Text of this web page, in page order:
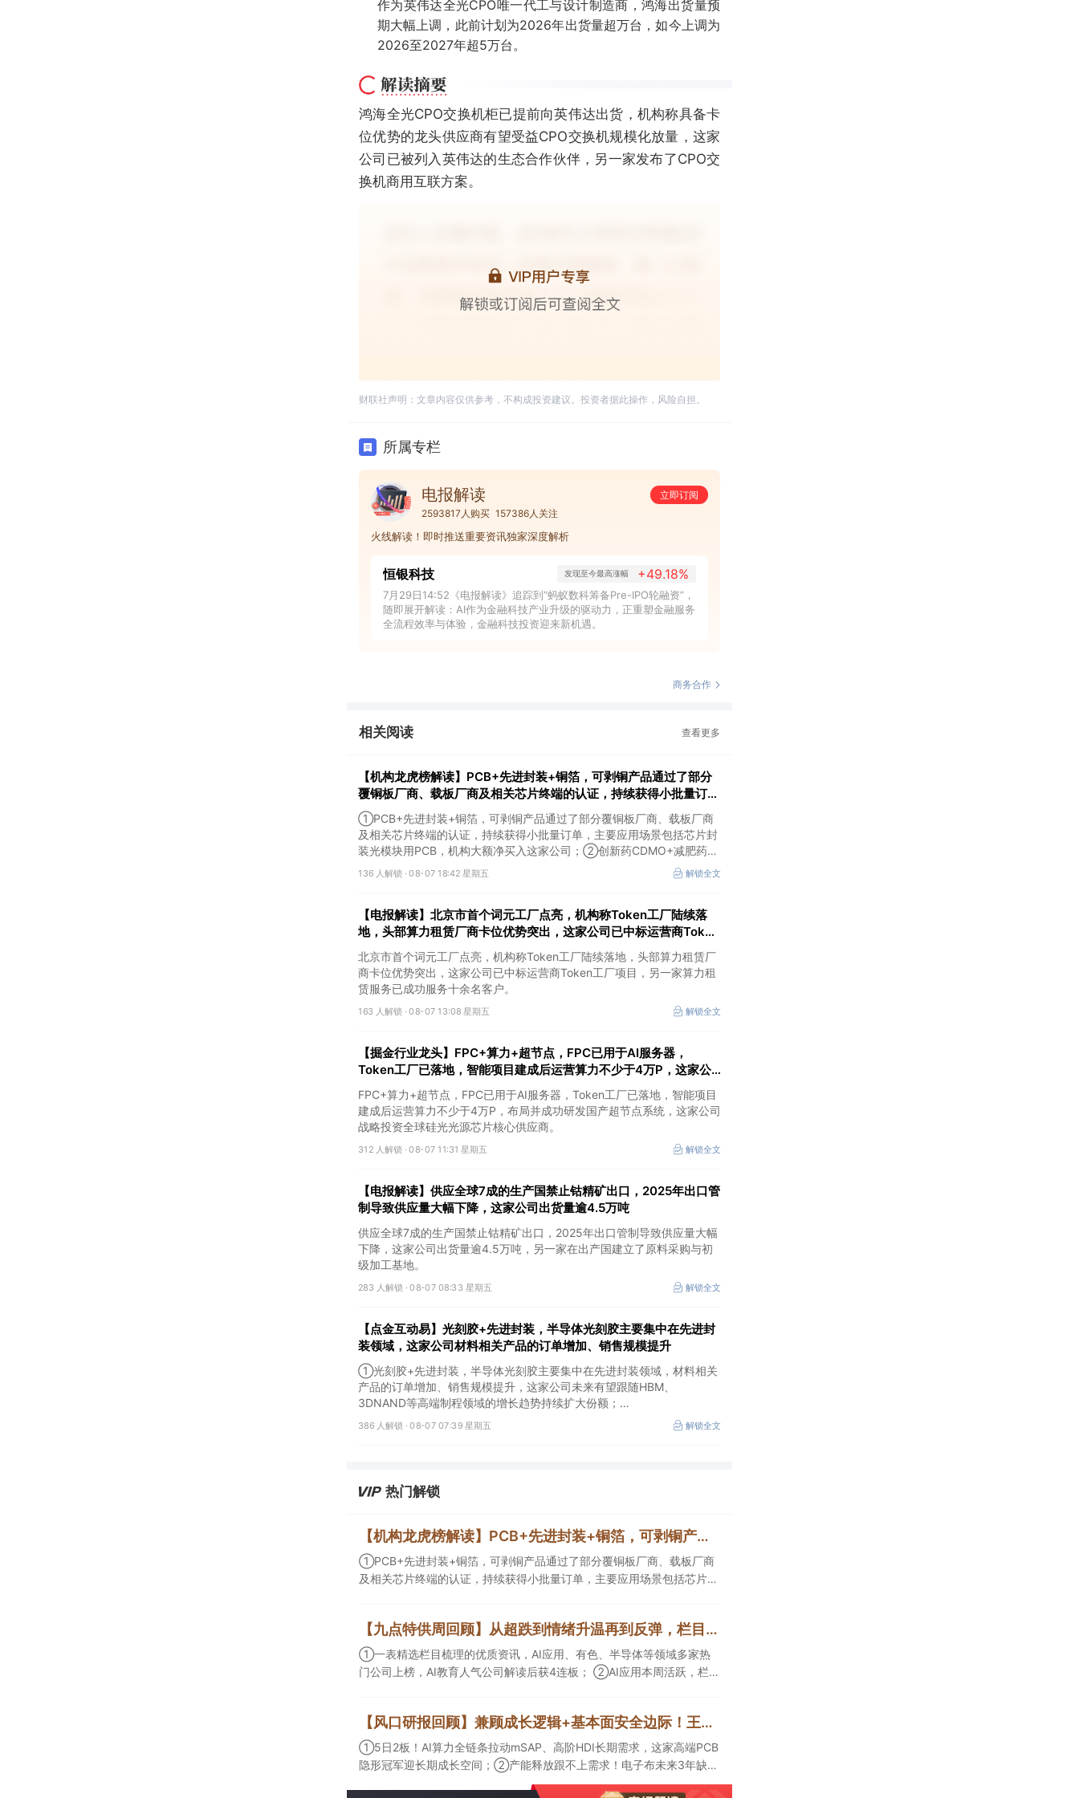
作为英伟达全光CPO唯一代工与设计制造商，鸿海出货量预
期大幅上调，此前计划为2026年出货量超万台，如今上调为
2026至2027年超5万台。
鸿海全光CPO交换机柜已提前向英伟达出货，机构称具备卡
位优势的龙头供应商有望受益CPO交换机规模化放量，这家
公司已被列入英伟达的生态合作伙伴，另一家发布了CPO交
换机商用互联方案。
财联社声明：文章内容仅供参考，不构成投资建议。投资者据此操作，风险自担。
所属专栏
电报解读
立即订阅
2593817人购买 157386人关注
火线解读！即时推送重要资讯独家深度解析
恒银科技 发现至今最高涨幅 +49.18%
7月29日14:52《电报解读》追踪到“蚂蚁数科筹备Pre-IPO轮融资”，
随即展开解读：AI作为金融科技产业升级的驱动力，正重塑金融服务
全流程效率与体验，金融科技投资迎来新机遇。
商务合作
相关阅读 查看更多
【机构龙虎榜解读】PCB+先进封装+铜箔，可剥铜产品通过了部分
覆铜板厂商、载板厂商及相关芯片终端的认证，持续获得小批量订
单，主要应用场景包括芯片封装光模块用PCB，机构大额净买入这家
公司
①PCB+先进封装+铜箔，可剥铜产品通过了部分覆铜板厂商、载板厂商
及相关芯片终端的认证，持续获得小批量订单，主要应用场景包括芯片封
装光模块用PCB，机构大额净买入这家公司；②创新药CDMO+减肥药，
收购国外知名CRO企业，在创新药API的化学合成等方面具有丰富经验，
具备承接细胞与基因治疗产品商业化受托生产的合规资质，这家公司获净
136 人解锁 ·08-07 18:42 星期五 解锁全文
【电报解读】北京市首个词元工厂点亮，机构称Token工厂陆续落
地，头部算力租赁厂商卡位优势突出，这家公司已中标运营商Token
工厂项目
北京市首个词元工厂点亮，机构称Token工厂陆续落地，头部算力租赁厂
商卡位优势突出，这家公司已中标运营商Token工厂项目，另一家算力租
赁服务已成功服务十余名客户。
163 人解锁 ·08-07 13:08 星期五 解锁全文
【掘金行业龙头】FPC+算力+超节点，FPC已用于AI服务器，
Token工厂已落地，智能项目建成后运营算力不少于4万P，这家公
司布局并成功研发国产超节点系统
FPC+算力+超节点，FPC已用于AI服务器，Token工厂已落地，智能项目
建成后运营算力不少于4万P，布局并成功研发国产超节点系统，这家公司
战略投资全球硅光光源芯片核心供应商。
312 人解锁 ·08-07 11:31 星期五 解锁全文
【电报解读】供应全球7成的生产国禁止钴精矿出口，2025年出口管
制导致供应量大幅下降，这家公司出货量逾4.5万吨
供应全球7成的生产国禁止钴精矿出口，2025年出口管制导致供应量大幅
下降，这家公司出货量逾4.5万吨，另一家在出产国建立了原料采购与初
级加工基地。
283 人解锁 ·08-07 08:33 星期五 解锁全文
【点金互动易】光刻胶+先进封装，半导体光刻胶主要集中在先进封
装领域，这家公司材料相关产品的订单增加、销售规模提升
①光刻胶+先进封装，半导体光刻胶主要集中在先进封装领域，材料相关
产品的订单增加、销售规模提升，这家公司未来有望跟随HBM、
3DNAND等高端制程领域的增长趋势持续扩大份额；
②华为+高速连接器，这家公司是深耕连接器国产核心骨干，高速互联产
品已对接导入国内头部AI服务器厂商，深度绑定华为供应链。
386 人解锁 ·08-07 07:39 星期五 解锁全文
热门解锁
【机构龙虎榜解读】PCB+先进封装+铜箔，可剥铜产品通过了部分覆铜板厂商、载板厂商及相关芯片终端的认证，持续获得小批量订单，主要应用场景包括芯片封装光模块用PCB，机构大额净买入这家公司
①PCB+先进封装+铜箔，可剥铜产品通过了部分覆铜板厂商、载板厂商
及相关芯片终端的认证，持续获得小批量订单，主要应用场景包括芯片封
具备承接细胞与基因治疗产品商业化受托生产的合规资质，这家公司获净
买入。
【九点特供周回顾】从超跌到情绪升温再到反弹，栏目梳理AI应用题材逻辑，AI教育人气公司解读后获4连板
①一表精选栏目梳理的优质资讯，AI应用、有色、半导体等领域多家热
门公司上榜，AI教育人气公司解读后获4连板； ②AI应用本周活跃，栏目
提及2家核心公司双双涨停。
【风口研报回顾】兼顾成长逻辑+基本面安全边际！王牌自营前瞻覆盖“pcb+MLCC+电子布”，梳理AI产业链优质标的“深坑起跳”
①5日2板！AI算力全链条拉动mSAP、高阶HDI长期需求，这家高端PCB
隐形冠军迎长期成长空间；②产能释放跟不上需求！电子布未来3年缺口
难消，深坑之际再梳理行业逻辑，人气龙头涨超3成；③AI服务器、机器